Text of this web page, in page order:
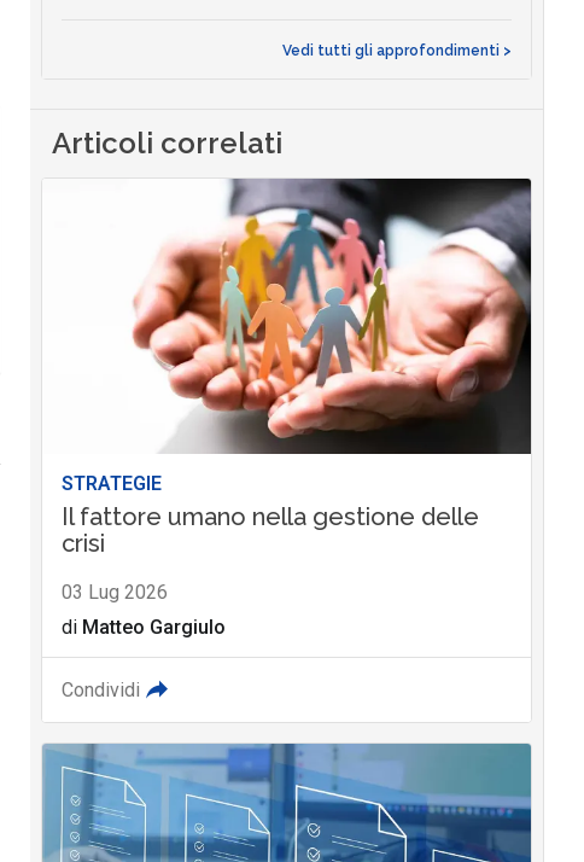
Vedi tutti gli approfondimenti >
Articoli correlati
STRATEGIE
Il fattore umano nella gestione delle
crisi
03 Lug 2026
di Matteo Gargiulo
Condividi